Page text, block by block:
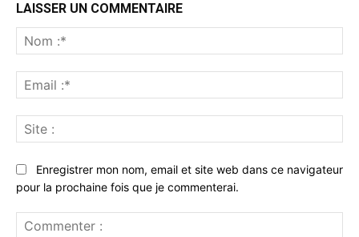
LAISSER UN COMMENTAIRE
:*
:*
:
Enregistrer mon nom, email et site web dans ce navigateur
pour la prochaine fois que je commenterai.